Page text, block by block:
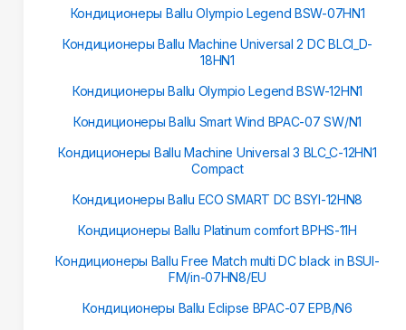
Кондиционеры Ballu Olympio Legend BSW-07HN1
Кондиционеры Ballu Machine Universal 2 DC BLCI_D-
18HN1
Кондиционеры Ballu Olympio Legend BSW-12HN1
Кондиционеры Ballu Smart Wind BPAC-07 SW/N1
Кондиционеры Ballu Machine Universal 3 BLC_C-12HN1
Compact
Кондиционеры Ballu ECO SMART DC BSYI-12HN8
Кондиционеры Ballu Platinum сomfort BPHS-11H
Кондиционеры Ballu Free Match multi DC black in BSUI-
FM/in-07HN8/EU
Кондиционеры Ballu Eclipse BPAC-07 EPB/N6